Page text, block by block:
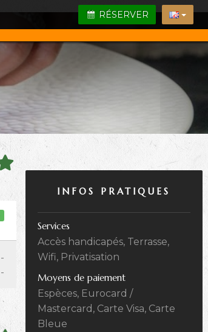
RÉSERVER
-
-
INFOS PRATIQUES
Services
Accès handicapés, Terrasse,
Wifi, Privatisation
Moyens de paiement
Espèces, Eurocard /
Mastercard, Carte Visa, Carte
Bleue